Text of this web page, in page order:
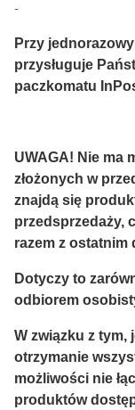
-
Przy
przysługuje
paczkomatu
UWAGA! Nie ma
złożonych w
znajdą się
przedsprzedaży,
razem z
Dotyczy to
odbiorem
W związku z tym,
otrzymanie
możliwości nie
produktów